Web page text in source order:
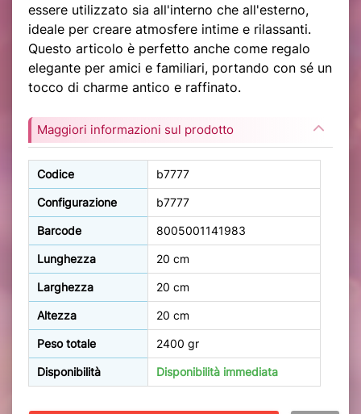
essere utilizzato sia all'interno che all'esterno,
ideale per creare atmosfere intime e rilassanti.
Questo articolo è perfetto anche come regalo
elegante per amici e familiari, portando con sé un
tocco di charme antico e raffinato.
Maggiori informazioni sul prodotto
Codice b7777
Configurazione b7777
Barcode 8005001141983
Lunghezza 20 cm
Larghezza 20 cm
Altezza 20 cm
Peso totale 2400 gr
Disponibilità Disponibilità immediata